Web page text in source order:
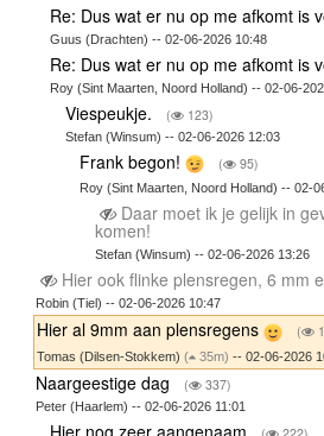
Re: Dus wat er nu op me afkomt is
Guus (Drachten) -- 02-06-2026 10:48
Re: Dus wat er nu op me afkomt is
Roy (Sint Maarten, Noord Holland) -- 02-06-
Viespeukje. ( 123)
Stefan (Winsum) -- 02-06-2026 12:03
Frank begon! ( 95)
Roy (Sint Maarten, Noord Holland) -- 02-
Daar moet ik je gelijk in
komen!
Stefan (Winsum) -- 02-06-2026 13:26
Hier ook flinke plensregen, 6 mm
Robin (Tiel) -- 02-06-2026 10:47
Hier al 9mm aan plensregens (
Tomas (Dilsen-Stokkem) ( 35m) -- 02-06-2026
Naargeestige dag ( 337)
Peter (Haarlem) -- 02-06-2026 11:01
Hier nog zeer aangenaam